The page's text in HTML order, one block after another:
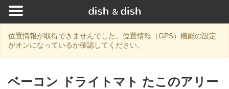
位置情報が取得できませんでした。位置情報（GPS）機能の設定
がオンになっているか確認してください。
ベーコン ドライトマト たこのアリー